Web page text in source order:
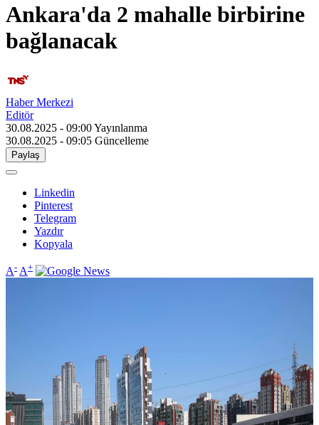
Ankara'da 2 mahalle birbirine
bağlanacak
Haber Merkezi
Editör
30.08.2025 - 09:00Yayınlanma
30.08.2025 - 09:05 Güncelleme
Paylaş
Linkedin
Pinterest
Telegram
Yazdır
Kopyala
A- A+